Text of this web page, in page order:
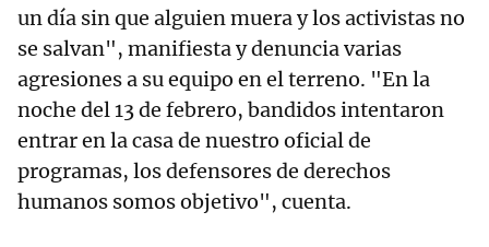
un día sin que alguien muera y los activistas no
se salvan", manifiesta y denuncia varias
agresiones a su equipo en el terreno. "En la
noche del 13 de febrero, bandidos intentaron
entrar en la casa de nuestro oficial de
programas, los defensores de derechos
humanos somos objetivo", cuenta.